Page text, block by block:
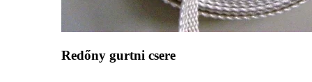
Redőny gurtni csere